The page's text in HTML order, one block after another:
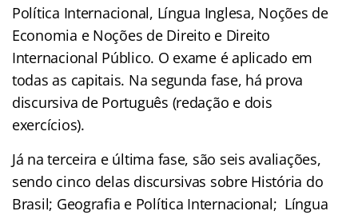
Política Internacional, Língua Inglesa, Noções de
Economia e Noções de Direito e Direito
Internacional Público. O exame é aplicado em
todas as capitais. Na segunda fase, há prova
discursiva de Português (redação e dois
exercícios).
Já na terceira e última fase, são seis avaliações,
sendo cinco delas discursivas sobre História do
Brasil; Geografia e Política Internacional; Língua